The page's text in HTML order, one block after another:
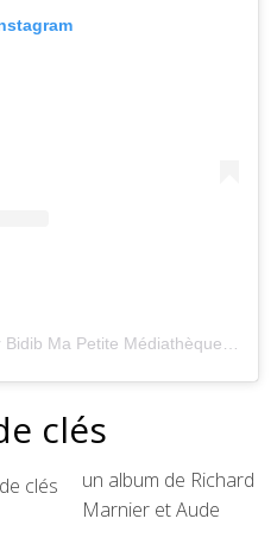
Une publication partagée par Bidib Ma Petite Médiathèque (@bidibmpm)
clés
un album de Richard
Marnier et Aude